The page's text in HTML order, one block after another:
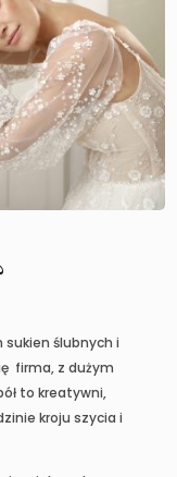
ślubnych i
firma, z dużym
to kreatywni,
kroju szycia i